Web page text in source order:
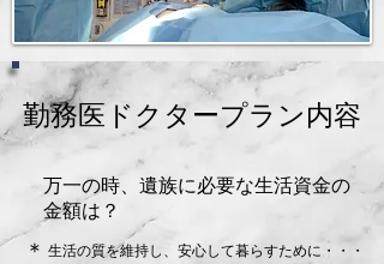
勤務医ドクタープラン内容
万一の時、遺族に必要な生活資金の
金額は？
生活の質を維持し、安心して暮らすために・・・
​＊